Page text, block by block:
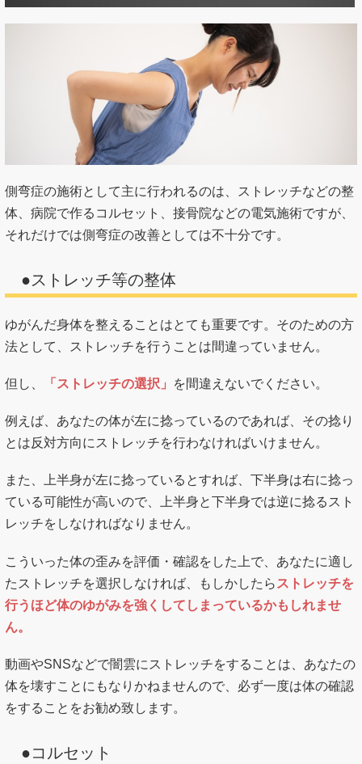
側弯症の施術として主に行われるのは、ストレッチなどの整
体、病院で作るコルセット、接骨院などの電気施術ですが、
それだけでは側弯症の改善としては不十分です。
●ストレッチ等の整体
ゆがんだ身体を整えることはとても重要です。そのための方
法として、ストレッチを行うことは間違っていません。
但し、 「ストレッチの選択」 を間違えないでください。
例えば、あなたの体が左に捻っているのであれば、その捻り
とは反対方向にストレッチを行わなければいけません。
また、上半身が左に捻っているとすれば、下半身は右に捻っ
ている可能性が高いので、上半身と下半身では逆に捻るスト
レッチをしなければなりません。
こういった体の歪みを評価・確認をした上で、あなたに適し
たストレッチを選択しなければ、もしかしたら ストレッチを
行うほど体のゆがみを強くしてしまっているかもしれませ
ん。
動画やSNSなどで闇雲にストレッチをすることは、あなたの
体を壊すことにもなりかねませんので、必ず一度は体の確認
をすることをお勧め致します。
●コルセット